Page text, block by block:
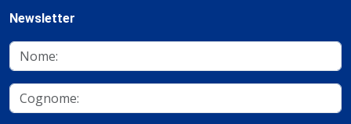
Newsletter